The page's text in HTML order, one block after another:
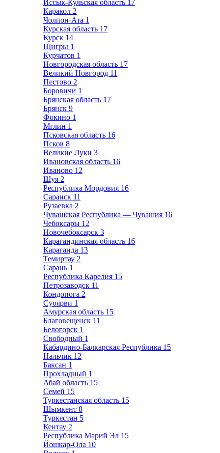
Иссык-Кульская область 17
Каракол 2
Чолпон-Ата 1
Курская область 17
Курск 14
Щигры 1
Курчатов 1
Новгородская область 17
Великий Новгород 11
Пестово 2
Боровичи 1
Брянская область 17
Брянск 9
Фокино 1
Мглин 1
Псковская область 16
Псков 8
Великие Луки 3
Ивановская область 16
Иваново 12
Шуя 2
Республика Мордовия 16
Саранск 11
Рузаевка 2
Чувашская Республика — Чувашия 16
Чебоксары 12
Новочебоксарск 3
Карагандинская область 16
Караганда 13
Темиртау 2
Сарань 1
Республика Карелия 15
Петрозаводск 11
Кондопога 2
Суоярви 1
Амурская область 15
Благовещенск 11
Белогорск 1
Свободный 1
Кабардино-Балкарская Республика 15
Нальчик 12
Баксан 1
Прохладный 1
Абай область 15
Семей 15
Туркестанская область 15
Шымкент 8
Туркестан 5
Кентау 2
Республика Марий Эл 15
Йошкар-Ола 10